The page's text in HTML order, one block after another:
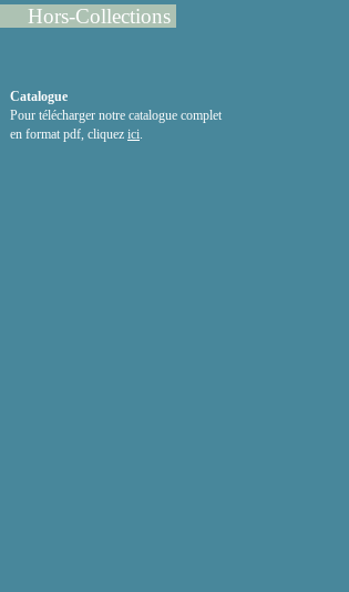
Hors-Collections
Catalogue
Pour télécharger notre catalogue complet
en format pdf, cliquez ici